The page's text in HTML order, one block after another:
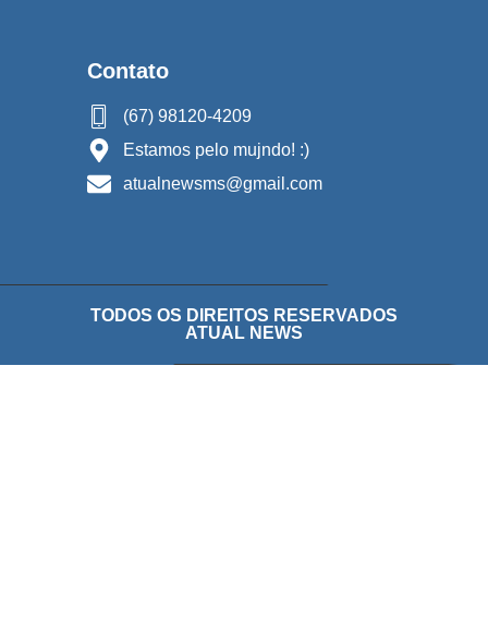
Contato
(67) 98120-4209
Estamos pelo mujndo! :)
atualnewsms@gmail.com
TODOS OS DIREITOS RESERVADOS
ATUAL NEWS